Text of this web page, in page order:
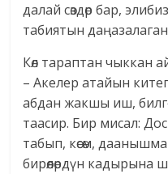
далай сөздөр бар,
табиятын
Көл тараптан чыккан
– Акелер атайын
абдан жакшы иш,
таасир. Бир мисал:
табып, көсөм, даанышман,
бирөөлөрдүн